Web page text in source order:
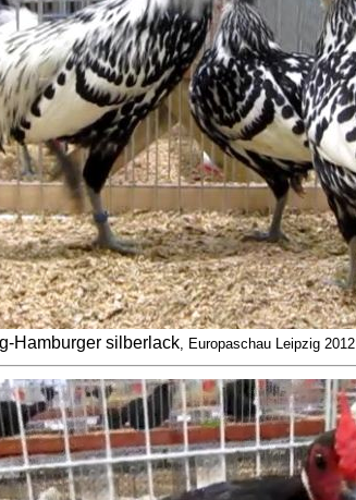
Hamburger silberlack, Europaschau Leipzig 2012